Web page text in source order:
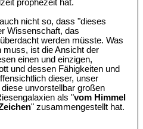
prophezeit hat.
nicht so, dass "dieses
Wissenschaft, das
werden müsste. Was
muss, ist die Ansicht der
einen und einzigen,
und dessen Fähigkeiten und
dieser, unser
unvorstellbar großen
als "vom Himmel
" zusammengestellt hat.